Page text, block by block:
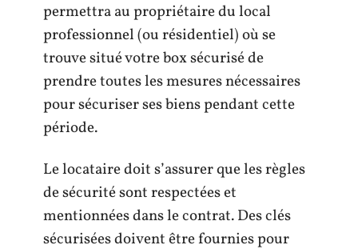
permettra au propriétaire du local
professionnel (ou résidentiel) où se
trouve situé votre box sécurisé de
prendre toutes les mesures nécessaires
pour sécuriser ses biens pendant cette
période.
Le locataire doit s’assurer que les règles
de sécurité sont respectées et
mentionnées dans le contrat. Des clés
sécurisées doivent être fournies pour